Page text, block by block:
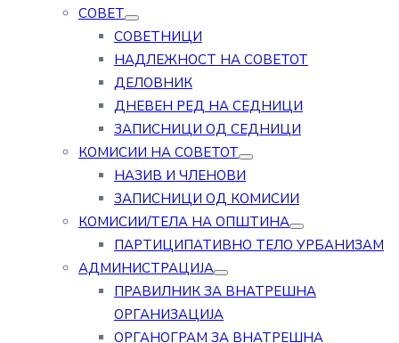
СОВЕТ
СОВЕТНИЦИ
НАДЛЕЖНОСТ НА СОВЕТОТ
ДЕЛОВНИК
ДНЕВЕН РЕД НА СЕДНИЦИ
ЗАПИСНИЦИ ОД СЕДНИЦИ
КОМИСИИ НА СОВЕТОТ
НАЗИВ И ЧЛЕНОВИ
ЗАПИСНИЦИ ОД КОМИСИИ
КОМИСИИ/ТЕЛА НА ОПШТИНА
ПАРТИЦИПАТИВНО ТЕЛО УРБАНИЗАМ
АДМИНИСТРАЦИЈА
ПРАВИЛНИК ЗА ВНАТРЕШНА
ОРГАНИЗАЦИЈА
ОРГАНОГРАМ ЗА ВНАТРЕШНА